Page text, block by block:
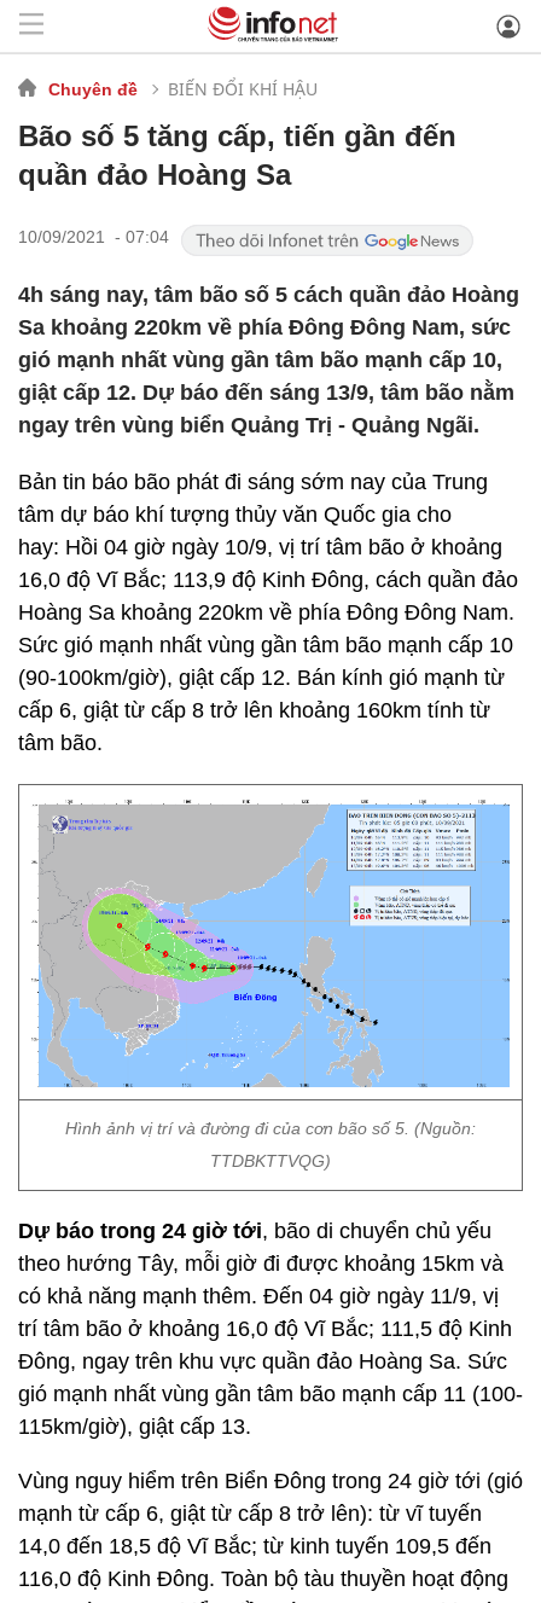
Chuyên đề BIẾN ĐỔI KHÍ HẬU
Bão số 5 tăng cấp, tiến gần đến
quần đảo Hoàng Sa
10/09/2021 - 07:04
4h sáng nay, tâm bão số 5 cách quần đảo Hoàng
Sa khoảng 220km về phía Đông Đông Nam, sức
gió mạnh nhất vùng gần tâm bão mạnh cấp 10,
giật cấp 12. Dự báo đến sáng 13/9, tâm bão nằm
ngay trên vùng biển Quảng Trị - Quảng Ngãi.
Bản tin báo bão phát đi sáng sớm nay của Trung
tâm dự báo khí tượng thủy văn Quốc gia cho
hay: Hồi 04 giờ ngày 10/9, vị trí tâm bão ở khoảng
16,0 độ Vĩ Bắc; 113,9 độ Kinh Đông, cách quần đảo
Hoàng Sa khoảng 220km về phía Đông Đông Nam.
Sức gió mạnh nhất vùng gần tâm bão mạnh cấp 10
(90-100km/giờ), giật cấp 12. Bán kính gió mạnh từ
cấp 6, giật từ cấp 8 trở lên khoảng 160km tính từ
tâm bão.
Hình ảnh vị trí và đường đi của cơn bão số 5. (Nguồn:
TTDBKTTVQG)
Dự báo trong 24 giờ tới, bão di chuyển chủ yếu
theo hướng Tây, mỗi giờ đi được khoảng 15km và
có khả năng mạnh thêm. Đến 04 giờ ngày 11/9, vị
trí tâm bão ở khoảng 16,0 độ Vĩ Bắc; 111,5 độ Kinh
Đông, ngay trên khu vực quần đảo Hoàng Sa. Sức
gió mạnh nhất vùng gần tâm bão mạnh cấp 11 (100-
115km/giờ), giật cấp 13.
Vùng nguy hiểm trên Biển Đông trong 24 giờ tới (gió
mạnh từ cấp 6, giật từ cấp 8 trở lên): từ vĩ tuyến
14,0 đến 18,5 độ Vĩ Bắc; từ kinh tuyến 109,5 đến
116,0 độ Kinh Đông. Toàn bộ tàu thuyền hoạt động